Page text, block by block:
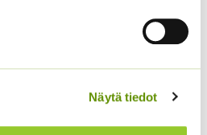
Näytä tiedot